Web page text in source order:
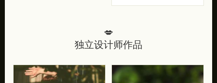
💋
独立设计师作品